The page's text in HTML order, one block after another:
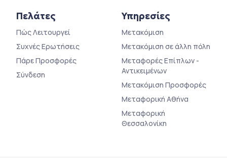
Πελάτες
Πώς Λειτουργεί
Συχνές Ερωτήσεις
Πάρε Προσφορές
Σύνδεση
Υπηρεσίες
Μετακόμιση
Μετακόμιση σε άλλη πόλη
Μεταφορές Επίπλων -
Αντικειμένων
Μετακόμιση Προσφορές
Μεταφορική Αθήνα
Μεταφορική
Θεσσαλονίκη